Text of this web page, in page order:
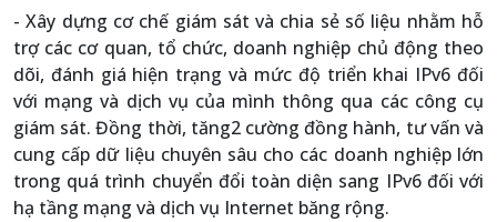
- Xây dựng cơ chế giám sát và chia sẻ số liệu nhằm hỗ
trợ các cơ quan, tổ chức, doanh nghiệp chủ động theo
dõi, đánh giá hiện trạng và mức độ triển khai IPv6 đối
với mạng và dịch vụ của mình thông qua các công cụ
giám sát. Đồng thời, tăng2 cường đồng hành, tư vấn và
cung cấp dữ liệu chuyên sâu cho các doanh nghiệp lớn
trong quá trình chuyển đổi toàn diện sang IPv6 đối với
hạ tầng mạng và dịch vụ Internet băng rộng.